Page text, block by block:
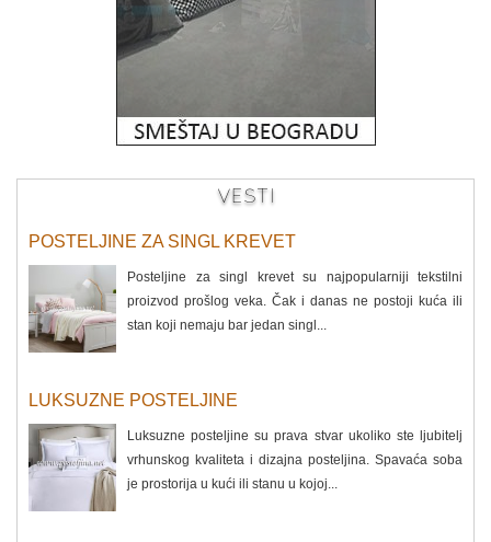
VESTI
POSTELJINE ZA SINGL KREVET
Posteljine za singl krevet su najpopularniji tekstilni
proizvod prošlog veka. Čak i danas ne postoji kuća ili
stan koji nemaju bar jedan singl...
LUKSUZNE POSTELJINE
Luksuzne posteljine su prava stvar ukoliko ste ljubitelj
vrhunskog kvaliteta i dizajna posteljina. Spavaća soba
je prostorija u kući ili stanu u kojoj...